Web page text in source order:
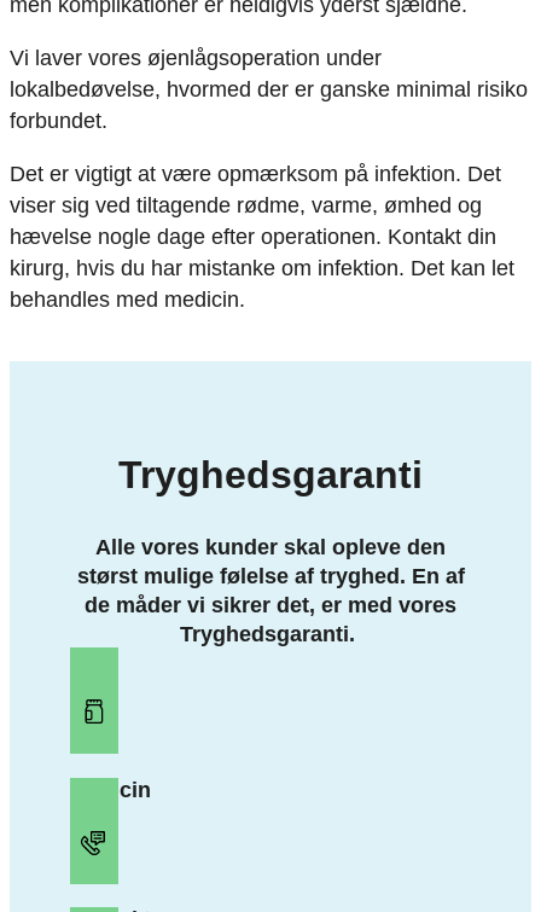
Vi laver vores øjenlågsoperation under
lokalbedøvelse, hvormed der er ganske minimal risiko
forbundet.
Det er vigtigt at være opmærksom på infektion. Det
viser sig ved tiltagende rødme, varme, ømhed og
hævelse nogle dage efter operationen. Kontakt din
kirurg, hvis du har mistanke om infektion. Det kan let
behandles med medicin.
Tryghedsgaranti
Alle vores kunder skal opleve den
størst mulige følelse af tryghed. En af
de måder vi sikrer det, er med vores
Tryghedsgaranti.
Medicin